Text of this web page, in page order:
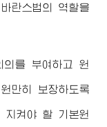
란스법의 역할을
의를 부여하고 원
만히 보장하도록
지켜야 할 기본원